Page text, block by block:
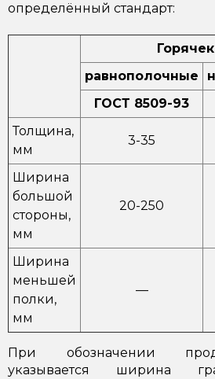
определённый стандарт:
равнополочные
ГОСТ 8509-93
Толщина,
мм
3-35
Ширина
большой
стороны,
мм
20-250
Ширина
меньшей
полки,
мм
—
При обозначении
указывается ширина